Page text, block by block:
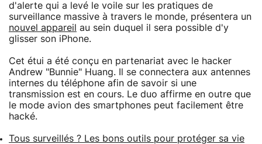
d'alerte qui a levé le voile sur les pratiques de
surveillance massive à travers le monde, présentera un
nouvel appareil
au sein duquel il sera possible d'y
glisser son iPhone.
Cet étui a été conçu en partenariat avec le hacker
Andrew "Bunnie" Huang. Il se connectera aux antennes
internes du téléphone afin de savoir si une
transmission est en cours. Le duo affirme en outre que
le mode avion des smartphones peut facilement être
hacké.
Tous surveillés ? Les bons outils pour protéger sa vie